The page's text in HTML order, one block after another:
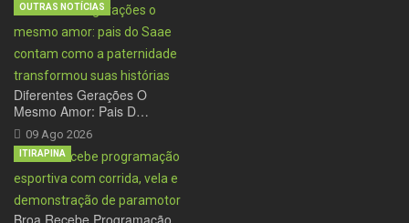
Diferentes Gerações O
Mesmo Amor: Pais D…
09 Ago 2026
OUTRAS NOTÍCIAS
Broa Recebe Programação
ITIRAPINA